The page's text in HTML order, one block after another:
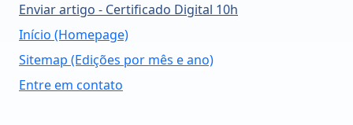
Enviar artigo - Certificado Digital 10h
Início (Homepage)
Sitemap (Edições por mês e ano)
Entre em contato